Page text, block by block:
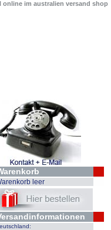
online im australien versand shop
leer